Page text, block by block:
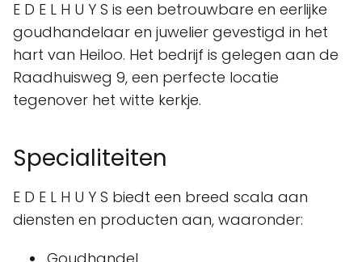
E D E L H U Y S is een betrouwbare en eerlijke
goudhandelaar en juwelier gevestigd in het
hart van Heiloo. Het bedrijf is gelegen aan de
Raadhuisweg 9, een perfecte locatie
tegenover het witte kerkje.
Specialiteiten
E D E L H U Y S biedt een breed scala aan
diensten en producten aan, waaronder: